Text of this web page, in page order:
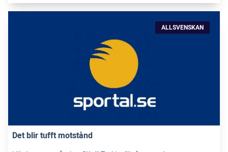
ALLSVENSKAN
Det blir tufft motstånd